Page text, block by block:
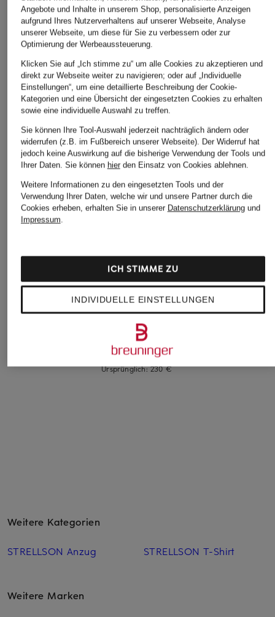
VOYAGEUR Laptop-
Tasche DAKOTA
+Aktionsrabatt
HUGO
Reisetasche
179,99 €
Bestpreis:152,99 €
Ursprünglich:230 €
VOYAGEUR
Weekender
Weitere Kategorien
STRELLSON Anzug STRELLSON T-Shirt
Weitere Marken
Angebote und Inhalte in unserem Shop, personalisierte Anzeigen
aufgrund Ihres Nutzerverhaltens auf unserer Webseite, Analyse
unserer Webseite, um diese für Sie zu verbessern oder zur
Optimierung der Werbeaussteuerung.
Klicken Sie auf „Ich stimme zu“ um alle Cookies zu akzeptieren und
direkt zur Webseite weiter zu navigieren; oder auf „Individuelle
Einstellungen“, um eine detaillierte Beschreibung der Cookie-
Kategorien und eine Übersicht der eingesetzten Cookies zu erhalten
sowie eine individuelle Auswahl zu treffen.
Sie können Ihre Tool-Auswahl jederzeit nachträglich ändern oder
widerrufen (z.B. im Fußbereich unserer Webseite). Der Widerruf hat
jedoch keine Auswirkung auf die bisherige Verwendung der Tools und
Ihrer Daten. Sie können hierden Einsatz von Cookies ablehnen.
Weitere Informationen zu den eingesetzten Tools und der
Verwendung Ihrer Daten, welche wir und unsere Partner durch die
Cookies erheben, erhalten Sie in unserer Datenschutzerklärungund
Impressum.
INDIVIDUELLE EINSTELLUNGEN
ICH STIMME ZU